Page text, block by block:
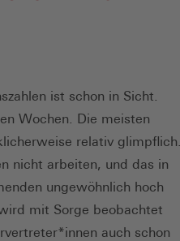
ist schon in Sicht.
Wochen. Die meisten
relativ glimpflich.
nicht arbeiten, und das in
ungewöhnlich hoch
mit Sorge beobachtet
auch schon